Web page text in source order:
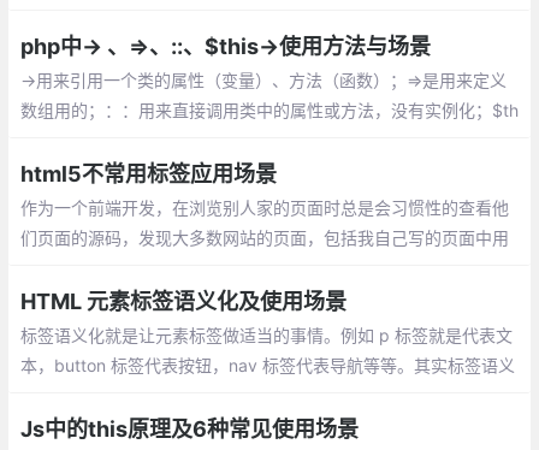
稍有不慎就可能写出不是预期执行的代码,从而影响执行效率
php中-> 、=>、::、$this->使用方法与场景
->用来引用一个类的属性（变量）、方法（函数）；=>是用来定义
数组用的；：：用来直接调用类中的属性或方法，没有实例化；$th
html5不常用标签应用场景
作为一个前端开发，在浏览别人家的页面时总是会习惯性的查看他
们页面的源码，发现大多数网站的页面，包括我自己写的页面中用
t、dd、strong、b
HTML 元素标签语义化及使用场景
标签语义化就是让元素标签做适当的事情。例如 p 标签就是代表文
本，button 标签代表按钮，nav 标签代表导航等等。其实标签语义
Js中的this原理及6种常见使用场景